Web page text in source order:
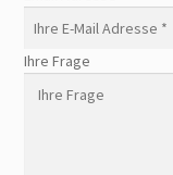
Ihre Frage